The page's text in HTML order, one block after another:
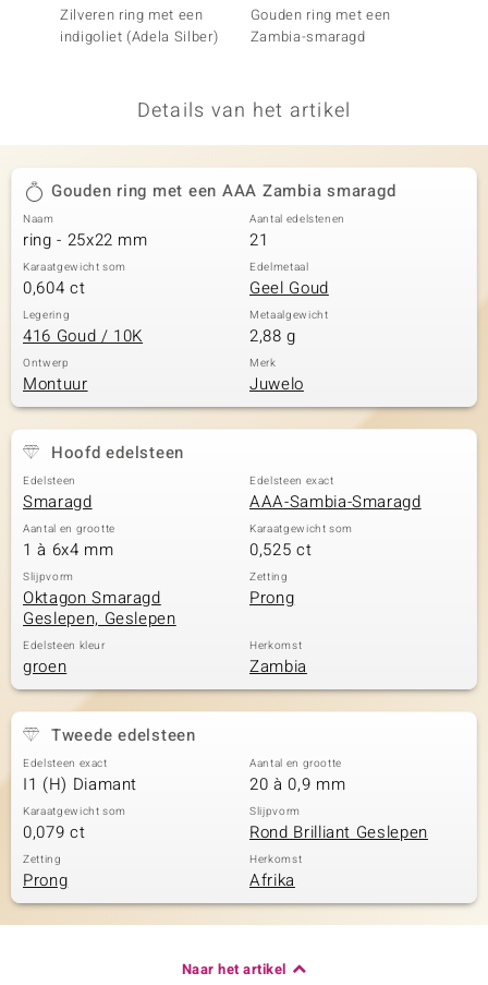
Zilveren ring met een
indigoliet (Adela Silber)
Gouden ring met een
Zambia-smaragd
Details van het artikel
Gouden ring met een AAA Zambia smaragd
Naam
ring - 25x22 mm
Aantal edelstenen
21
Karaatgewicht som
0,604 ct
Edelmetaal
Geel Goud
Legering
416 Goud / 10K
Metaalgewicht
2,88 g
Ontwerp
Montuur
Merk
Juwelo
Hoofd edelsteen
Edelsteen
Smaragd
Edelsteen exact
AAA-Sambia-Smaragd
Aantal en grootte
1 à 6x4 mm
Karaatgewicht som
0,525 ct
Slijpvorm
Oktagon Smaragd
Geslepen, Geslepen
Zetting
Prong
Edelsteen kleur
groen
Herkomst
Zambia
Tweede edelsteen
Edelsteen exact
I1 (H) Diamant
Aantal en grootte
20 à 0,9 mm
Karaatgewicht som
0,079 ct
Slijpvorm
Rond Brilliant Geslepen
Zetting
Prong
Herkomst
Afrika
Naar het artikel